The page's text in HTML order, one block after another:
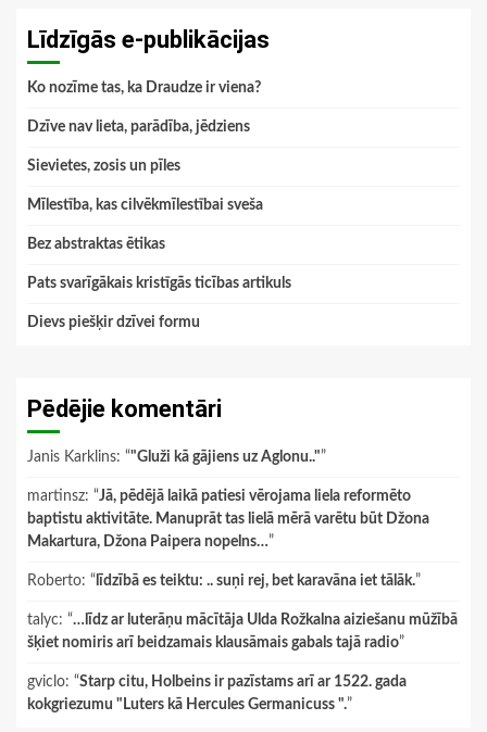
Līdzīgās e-publikācijas
Ko nozīme tas, ka Draudze ir viena?
Dzīve nav lieta, parādība, jēdziens
Sievietes, zosis un pīles
Mīlestība, kas cilvēkmīlestībai sveša
Bez abstraktas ētikas
Pats svarīgākais kristīgās ticības artikuls
Dievs piešķir dzīvei formu
Pēdējie komentāri
Janis Karklins: “"Gluži kā gājiens uz Aglonu.."”
martinsz: “Jā, pēdējā laikā patiesi vērojama liela reformēto
baptistu aktivitāte. Manuprāt tas lielā mērā varētu būt Džona
Makartura, Džona Paipera nopelns…”
Roberto: “ līdzībā es teiktu: .. suņi rej, bet karavāna iet tālāk.”
talyc: “…līdz ar luterāņu mācītāja Ulda Rožkalna aiziešanu mūžībā
šķiet nomiris arī beidzamais klausāmais gabals tajā radio”
gviclo: “Starp citu, Holbeins ir pazīstams arī ar 1522. gada
kokgriezumu "Luters kā Hercules Germanicuss ".”